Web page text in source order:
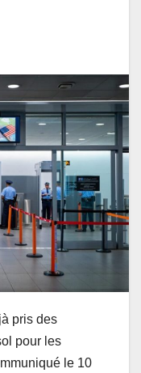
pris des
pour les
le 10